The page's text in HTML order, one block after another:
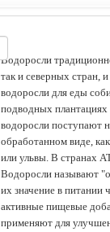
Водоросли
так и северных стран,
водоросли для еды
подводных
водоросли поступают
обработанном виде,
или ульвы. В странах
Водоросли называют
их значение в питании
активные пищевые
применяют для